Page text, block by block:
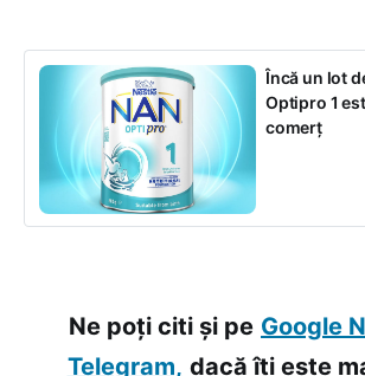
Încă un lot
Optipro 1
comerț
Ne poți citi și pe Google
Telegram, dacă îți este